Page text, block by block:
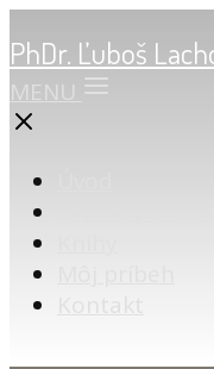
PhDr. Ľuboš
MENU